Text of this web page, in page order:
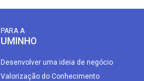
PARA A
UMINHO
Desenvolver uma ideia de negócio
Valorização do Conhecimento